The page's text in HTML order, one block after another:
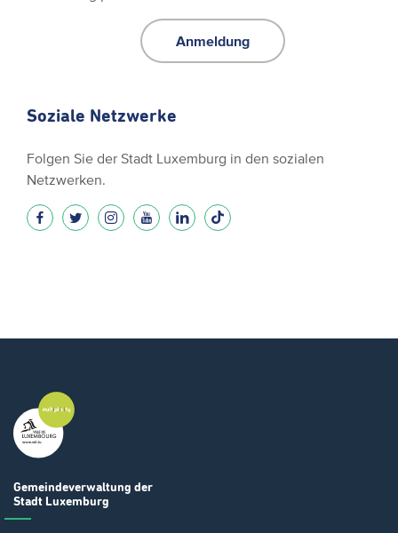
Anmeldung
Soziale Netzwerke
Folgen Sie der Stadt Luxemburg in den sozialen
Netzwerken.
Gemeindeverwaltung der
Stadt Luxemburg